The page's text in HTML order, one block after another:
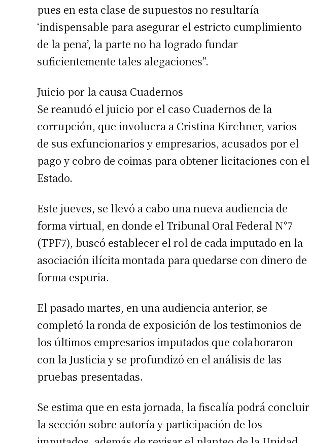
pues en esta clase de supuestos no resultaría
‘indispensable para asegurar el estricto cumplimiento
de la pena’, la parte no ha logrado fundar
suficientemente tales alegaciones”.
Juicio por la causa Cuadernos
Se reanudó el juicio por el caso Cuadernos de la
corrupción, que involucra a Cristina Kirchner, varios
de sus exfuncionarios y empresarios, acusados por el
pago y cobro de coimas para obtener licitaciones con el
Estado.
Este jueves, se llevó a cabo una nueva audiencia de
forma virtual, en donde el Tribunal Oral Federal N°7
(TPF7), buscó establecer el rol de cada imputado en la
asociación ilícita montada para quedarse con dinero de
forma espuria.
El pasado martes, en una audiencia anterior, se
completó la ronda de exposición de los testimonios de
los últimos empresarios imputados que colaboraron
con la Justicia y se profundizó en el análisis de las
pruebas presentadas.
Se estima que en esta jornada, la fiscalía podrá concluir
la sección sobre autoría y participación de los